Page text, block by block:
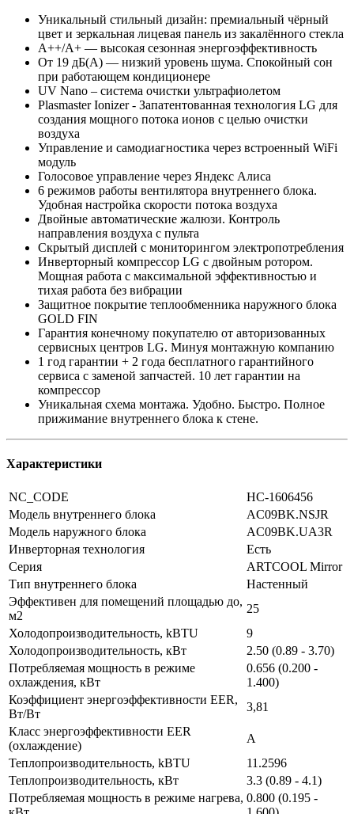
Уникальный стильный дизайн: премиальный чёрный
цвет и зеркальная лицевая панель из закалённого стекла
A++/A+ — высокая сезонная энергоэффективность
От 19 дБ(А) — низкий уровень шума. Спокойный сон
при работающем кондиционере
UV Nano – система очистки ультрафиолетом
Plasmaster Ionizer - Запатентованная технология LG для
создания мощного потока ионов с целью очистки
воздуха
Управление и самодиагностика через встроенный WiFi
модуль
Голосовое управление через Яндекс Алиса
6 режимов работы вентилятора внутреннего блока.
Удобная настройка скорости потока воздуха
Двойные автоматические жалюзи. Контроль
направления воздуха с пульта
Скрытый дисплей с мониторингом электропотребления
Инверторный компрессор LG с двойным ротором.
Мощная работа с максимальной эффективностью и
тихая работа без вибрации
Защитное покрытие теплообменника наружного блока
GOLD FIN
Гарантия конечному покупателю от авторизованных
сервисных центров LG. Минуя монтажную компанию
1 год гарантии + 2 года бесплатного гарантийного
сервиса с заменой запчастей. 10 лет гарантии на
компрессор
Уникальная схема монтажа. Удобно. Быстро. Полное
прижимание внутреннего блока к стене.
Характеристики
NC_CODE
НС-1606456
Модель внутреннего блока
AC09BK.NSJR
Модель наружного блока
AC09BK.UA3R
Инверторная технология
Есть
Серия
ARTCOOL Mirror
Тип внутреннего блока
Настенный
Эффективен для помещений площадью до,
м2
25
Холодопроизводительность, kBTU
9
Холодопроизводительность, кВт
2.50 (0.89 - 3.70)
Потребляемая мощность в режиме
охлаждения, кВт
0.656 (0.200 -
1.400)
Коэффициент энергоэффективности EER,
Вт/Вт
3,81
Класс энергоэффективности EER
(охлаждение)
A
Теплопроизводительность, kBTU
11.2596
Теплопроизводительность, кВт
3.3 (0.89 - 4.1)
Потребляемая мощность в режиме нагрева, 0.800 (0.195 -